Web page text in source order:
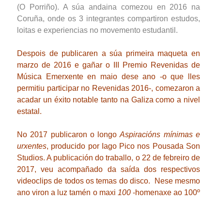
(O Porriño). A súa andaina comezou en 2016 na
Coruña, onde os 3 integrantes compartiron estudos,
loitas e experiencias no movemento estudantil.
Despois de publicaren a súa primeira maqueta en
marzo de 2016 e gañar o III Premio Revenidas de
Música Emerxente en maio dese ano -o que lles
permitiu participar no Revenidas 2016-, comezaron a
acadar un éxito notable tanto na Galiza como a nivel
estatal.
No 2017 publicaron o longoAspiracións mínimas e
urxentes, producido por Iago Pico nos Pousada Son
Studios. A publicación do traballo, o 22 de febreiro de
2017, veu acompañado da saída dos respectivos
videoclips de todos os temas do disco. Nese mesmo
ano viron a luz tamén o maxi 100-homenaxe ao 100º